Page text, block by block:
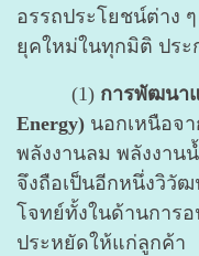
อรรถประโยชน์ต่าง
ยุคใหม่ในทุกมิติ ประ
(1) การพัฒนา
Energy) นอกเหนือจ
พลังงานลม พลังงาน
จึงถือเป็นอีกหนึ่งวิวั
โจทย์ทั้งในด้านการ
ประหยัดให้แก่ลูกค้า